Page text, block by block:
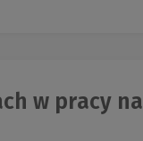
w pracy